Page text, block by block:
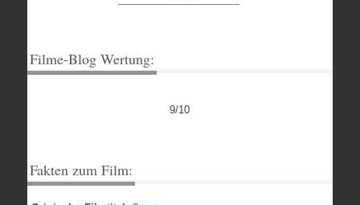
Filme-Blog Wertung:
9/10
Fakten zum Film: